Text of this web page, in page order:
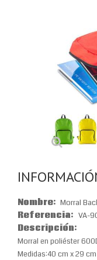
Nombre: Morral
Referencia: VA-
Descripción:
Morral en poliéster
Medidas:40 cm x 29